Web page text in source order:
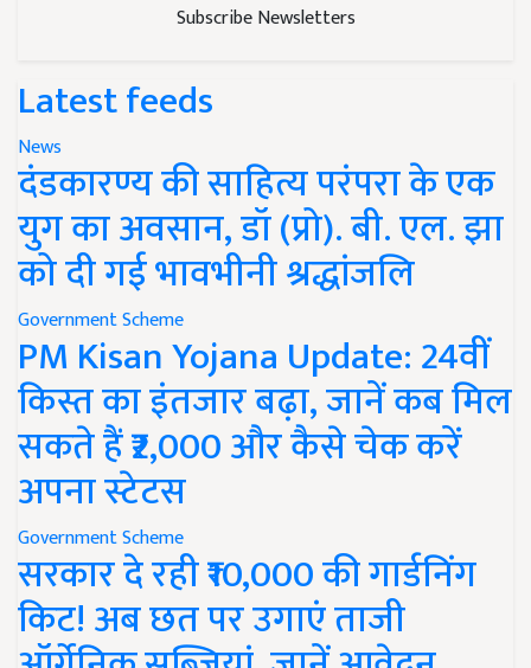
Subscribe Newsletters
Latest feeds
News
दंडकारण्य की साहित्य परंपरा के एक
युग का अवसान, डॉ (प्रो). बी. एल. झा
को दी गई भावभीनी श्रद्धांजलि
Government Scheme
PM Kisan Yojana Update: 24वीं
किस्त का इंतजार बढ़ा, जानें कब मिल
सकते हैं ₹2,000 और कैसे चेक करें
अपना स्टेटस
Government Scheme
सरकार दे रही ₹10,000 की गार्डनिंग
किट! अब छत पर उगाएं ताजी